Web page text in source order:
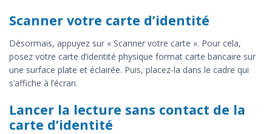
Scanner votre carte d’identité
Désormais, appuyez sur « Scanner votre carte ». Pour cela,
posez votre carte d’identité physique format carte bancaire sur
une surface plate et éclairée. Puis, placez-la dans le cadre qui
s’affiche à l’écran.
Lancer la lecture sans contact de la
carte d’identité